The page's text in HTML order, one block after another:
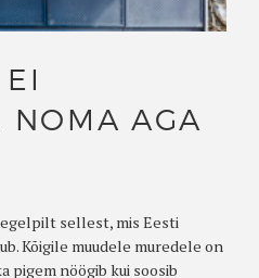
NOMA AGA
sellest, mis Eesti
Kõigile muudele muredele on
pigem nöögib kui soosib